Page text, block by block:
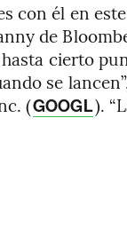
con él en
de
cierto
se
(GOOGL).